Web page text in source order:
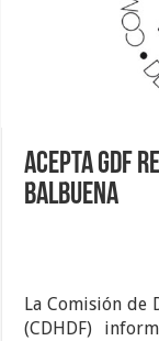
Acepta GDF
Balbuena
La Comisión de
(CDHDF)